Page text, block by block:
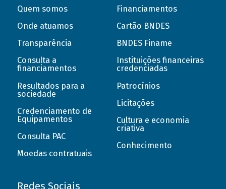
Quem somos
Onde atuamos
Transparência
Consulta a
financiamentos
Resultados para a
sociedade
Credenciamento de
Equipamentos
Consulta PAC
Moedas contratuais
Financiamentos
Cartão BNDES
BNDES Finame
Instituições financeiras
credenciadas
Patrocínios
Licitações
Cultura e economia
criativa
Conhecimento
Redes Sociais